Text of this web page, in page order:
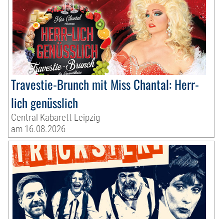
Travestie-Brunch mit Miss Chantal: Herr-
lich genüsslich
Central Kabarett Leipzig
am 16.08.2026